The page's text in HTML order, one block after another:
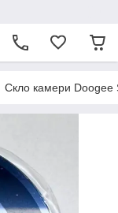
Скло камери Doogee